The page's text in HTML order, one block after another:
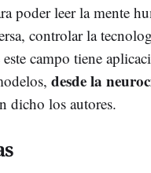
poder leer la mente
controlar la
campo tiene
desde la
dicho los autores.